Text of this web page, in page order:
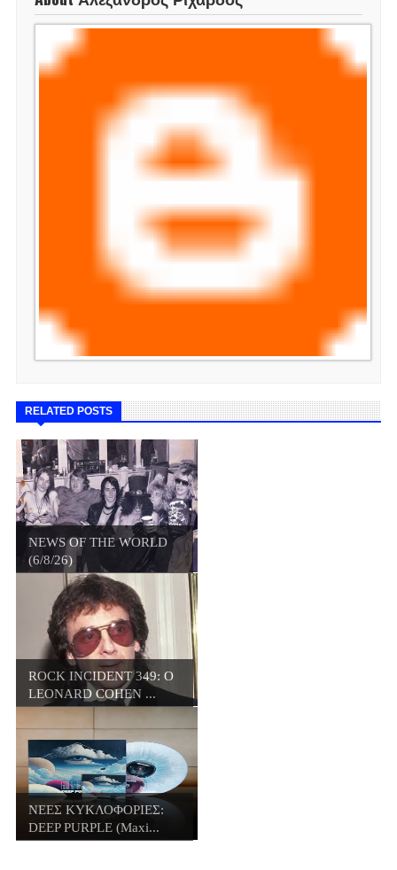
RELATED POSTS
NEWS OF THE WORLD
(6/8/26)
ROCK INCIDENT 349: O
LEONARD COHEN ...
ΝΕΕΣ ΚΥΚΛΟΦΟΡΙΕΣ:
DEEP PURPLE (Maxi...